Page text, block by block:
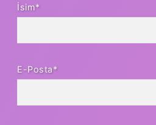
İsim*
E-Posta*